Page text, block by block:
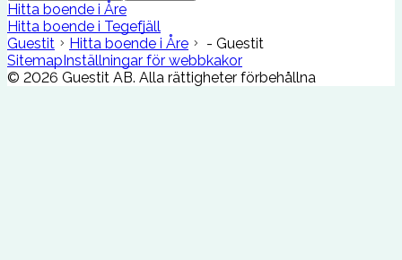
Hitta boende i Åre
Hitta boende i Tegefjäll
Guestit
Hitta boende i Åre
- Guestit
Sitemap Inställningar för webbkakor
© 2026 Guestit AB. Alla rättigheter förbehållna